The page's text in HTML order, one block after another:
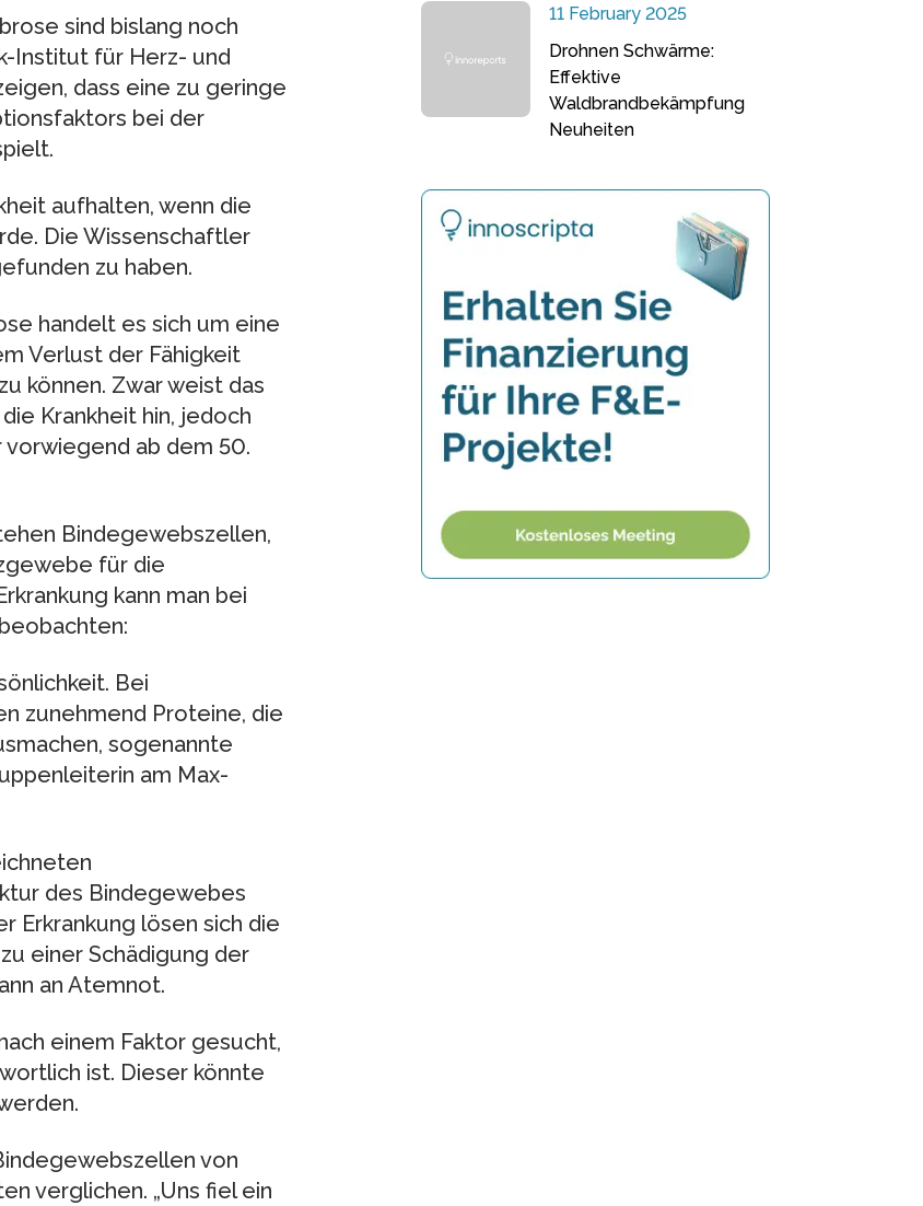
sind bislang noch
Institut für Herz- und
dass eine zu geringe
bei der
aufhalten, wenn die
Die Wissenschaftler
zu haben.
handelt es sich um eine
Verlust der Fähigkeit
können. Zwar weist das
Krankheit hin, jedoch
ab dem 50.
Bindegewebszellen,
für die
kann man bei
Bei
zunehmend Proteine, die
sogenannte
am Max-
des Bindegewebes
Erkrankung lösen sich die
einer Schädigung der
an Atemnot.
einem Faktor gesucht,
ist. Dieser könnte
von
verglichen. „Uns fiel ein
11 February 2025
Drohnen Schwärme:
Effektive
Waldbrandbekämpfung
Neuheiten